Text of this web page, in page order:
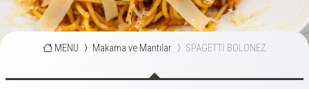
MENU Makarna ve Mantılar SPAGETTİ BOLONEZ